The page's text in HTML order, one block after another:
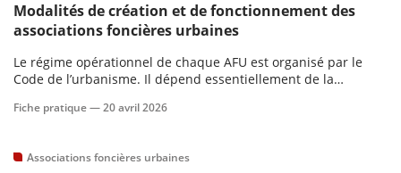
Modalités de création et de fonctionnement des
associations foncières urbaines
Le régime opérationnel de chaque AFU est organisé par le
Code de l’urbanisme. Il dépend essentiellement de la
également de la forme juridique. Le Code de l’urbanisme
Fiche pratique —20 avril 2026
Associations foncières urbaines